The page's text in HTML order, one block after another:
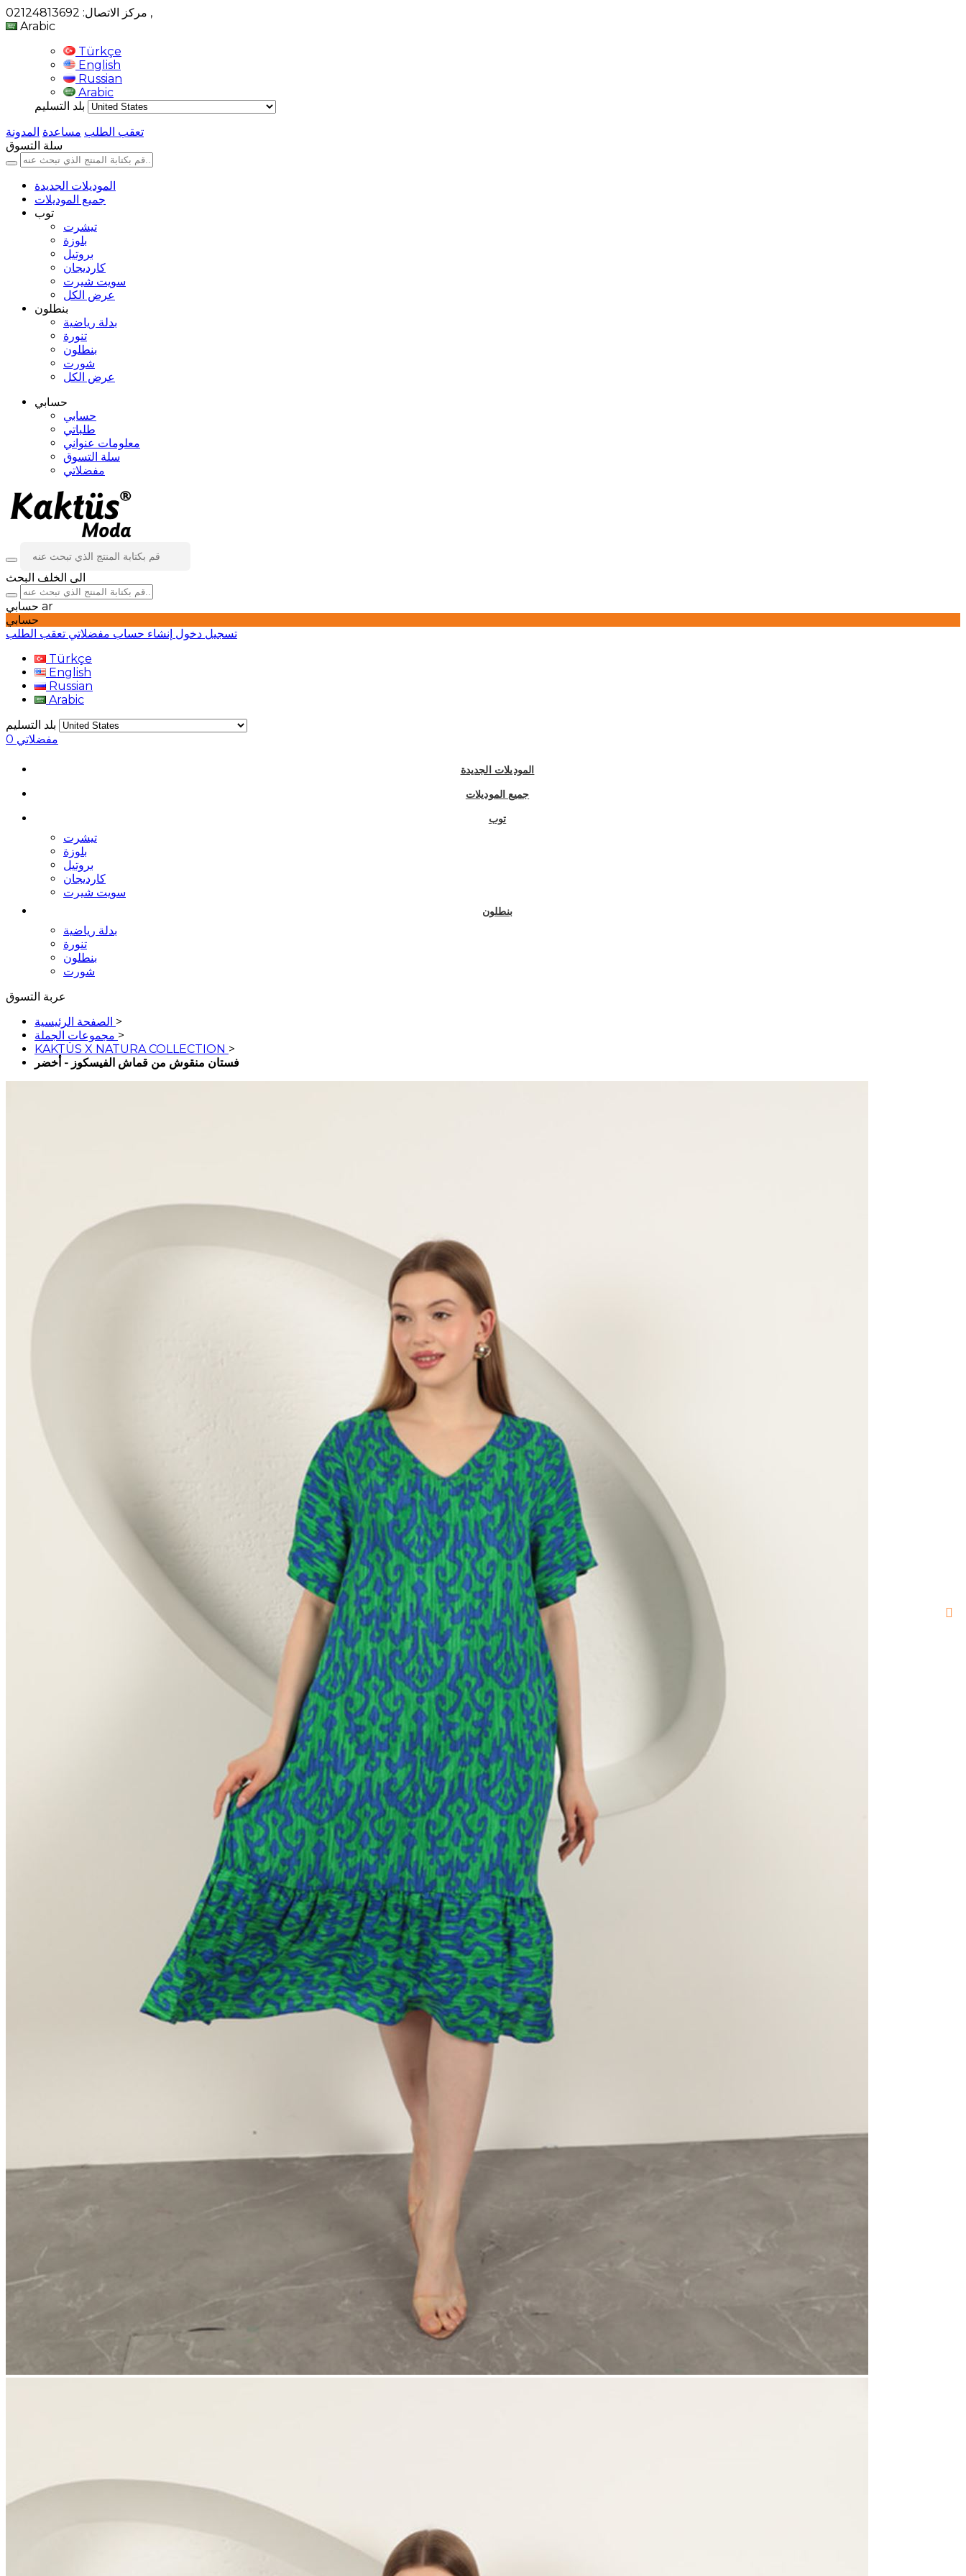
,
Arabic
Türkçe
English
Russian
Arabic
بلد التسليم
تعقب الطلب مساعدة المدونة
سلة التسوق
الموديلات الجديدة
جميع الموديلات
توب
تيشرت
بلوزة
بروتيل
كارديجان
سويت شيرت
عرض الكل
بنطلون
بدلة رياضية
تنورة
بنطلون
شورت
عرض الكل
حسابي
حسابي
طلباتي
معلومات عنواني
سلة التسوق
مفضلاتي
الى الخلف البحث
ar
حسابي
تسجيل دخول إنشاء حساب مفضلاتي تعقب الطلب
Türkçe
English
Russian
Arabic
بلد التسليم
مفضلاتي 0
الموديلات الجديدة
جميع الموديلات
توب
تيشرت
بلوزة
بروتيل
كارديجان
سويت شيرت
بنطلون
بدلة رياضية
تنورة
بنطلون
شورت
عربة التسوق
الصفحة الرئيسية >
مجموعات الجملة >
KAKTÜS X NATURA COLLECTION >
فستان منقوش من قماش الفيسكوز - أخضر